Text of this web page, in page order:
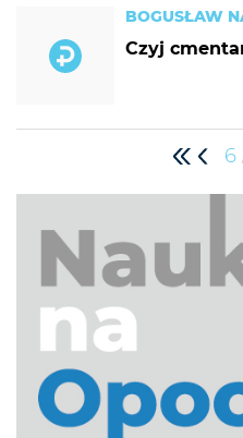
BOGUSŁAW
Czyj
6